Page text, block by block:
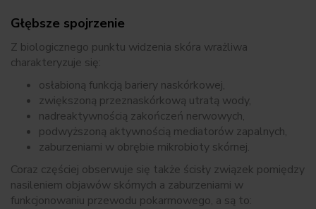
Głębsze spojrzenie
Z biologicznego punktu widzenia skóra wrażliwa
charakteryzuje się:
osłabioną funkcją bariery naskórkowej,
zwiększoną przeznaskórkową utratą wody,
nadreaktywnością zakończeń nerwowych,
podwyższoną aktywnością mediatorów zapalnych,
zaburzeniami w obrębie mikrobioty skórnej.
Coraz częściej obserwuje się także ścisły związek pomiędzy
nasileniem objawów skórnych a zaburzeniami w
funkcjonowaniu przewodu pokarmowego, a są to: